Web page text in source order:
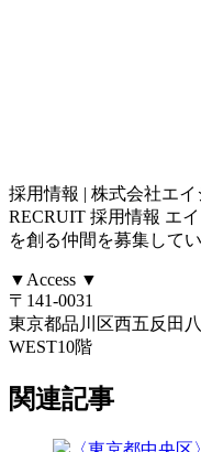
採用情報 | 株式会社エイ
RECRUIT 採用情報 エ
を創る仲間を募集して
▼Access ▼
〒141-0031
東京都品川区西五反田
WEST10階
関連記事